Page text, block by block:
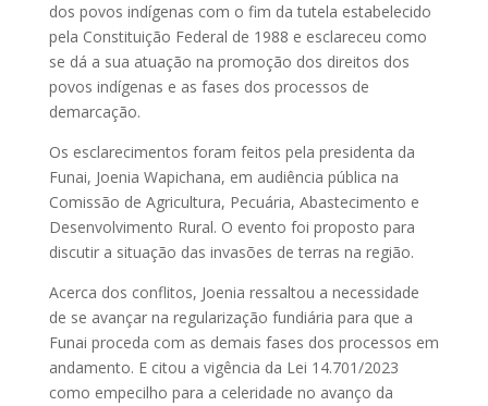
dos povos indígenas com o fim da tutela estabelecido
pela Constituição Federal de 1988 e esclareceu como
se dá a sua atuação na promoção dos direitos dos
povos indígenas e as fases dos processos de
demarcação.
Os esclarecimentos foram feitos pela presidenta da
Funai, Joenia Wapichana, em audiência pública na
Comissão de Agricultura, Pecuária, Abastecimento e
Desenvolvimento Rural. O evento foi proposto para
discutir a situação das invasões de terras na região.
Acerca dos conflitos, Joenia ressaltou a necessidade
de se avançar na regularização fundiária para que a
Funai proceda com as demais fases dos processos em
andamento. E citou a vigência da Lei 14.701/2023
como empecilho para a celeridade no avanço da